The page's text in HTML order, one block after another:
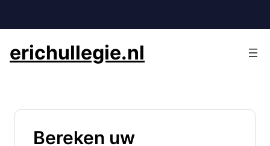
inhoud
erichullegie.nl
Bereken uw